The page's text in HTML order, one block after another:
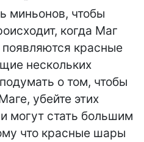
миньонов, чтобы
когда Маг
красные
нескольких
о том, чтобы
убейте этих
могут стать большим
что красные шары